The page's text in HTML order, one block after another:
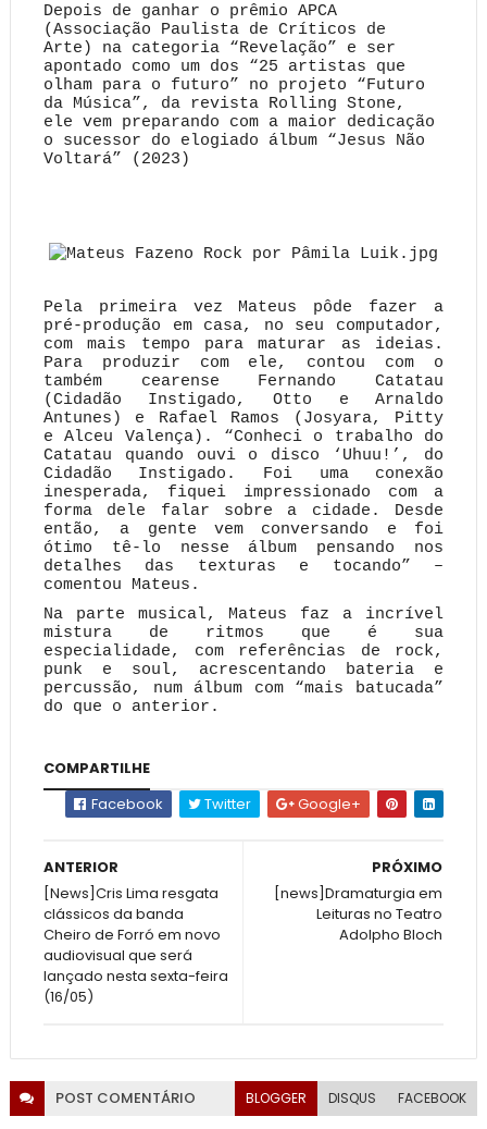
Depois de ganhar o prêmio APCA
(Associação Paulista de Críticos de
Arte) na categoria “Revelação” e ser
apontado como um dos “25 artistas que
olham para o futuro” no projeto “Futuro
da Música”, da revista Rolling Stone,
ele vem preparando com a maior dedicação
o sucessor do elogiado álbum “Jesus Não
Voltará” (2023)
Pela primeira vez Mateus pôde fazer a
pré-produção em casa, no seu computador,
com mais tempo para maturar as ideias.
Para produzir com ele, contou com o
também cearense Fernando Catatau
(Cidadão Instigado, Otto e Arnaldo
Antunes) e Rafael Ramos (Josyara, Pitty
e Alceu Valença). “Conheci o trabalho do
Catatau quando ouvi o disco ‘Uhuu!’, do
Cidadão Instigado. Foi uma conexão
inesperada, fiquei impressionado com a
forma dele falar sobre a cidade. Desde
então,
a gente vem conversando e foi
ótimo tê-lo nesse álbum pensando nos
detalhes das texturas e tocando” –
comentou Mateus.
Na parte musical, Mateus faz a incrível
mistura de ritmos que é sua
especialidade, com referências de rock,
punk e soul, acrescentando bateria e
percussão, num álbum com “mais batucada”
do que o anterior.
COMPARTILHE
Facebook
Twitter Google+
PRÓXIMO
[news]Dramaturgia em
Leituras no Teatro
Adolpho Bloch
ANTERIOR
[News]Cris Lima resgata
clássicos da banda
Cheiro de Forró em novo
audiovisual que será
lançado nesta sexta-feira
(16/05)
POST COMENTÁRIO BLOGGER DISQUS FACEBOOK